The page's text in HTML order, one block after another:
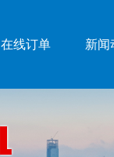
在线订单 新闻